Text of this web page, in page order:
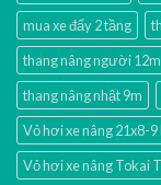
mua xe đẩy 2 tầng
thang nâng người 12m
thang nâng nhật 9m
Vỏ hơi xe nâng 21x8-9
Vỏ hơi xe nâng Tokai